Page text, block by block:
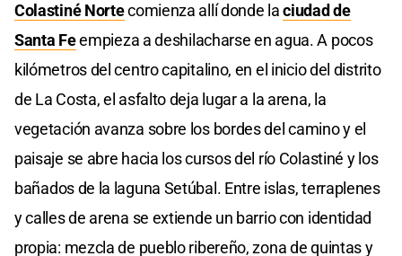
Colastiné Nortecomienza allí donde laciudad de
Santa Feempieza a deshilacharse en agua. A pocos
kilómetros del centro capitalino, en el inicio del distrito
de La Costa, el asfalto deja lugar a la arena, la
vegetación avanza sobre los bordes del camino y el
paisaje se abre hacia los cursos del río Colastiné y los
bañados de la laguna Setúbal. Entre islas, terraplenes
y calles de arena se extiende un barrio con identidad
propia: mezcla de pueblo ribereño, zona de quintas y